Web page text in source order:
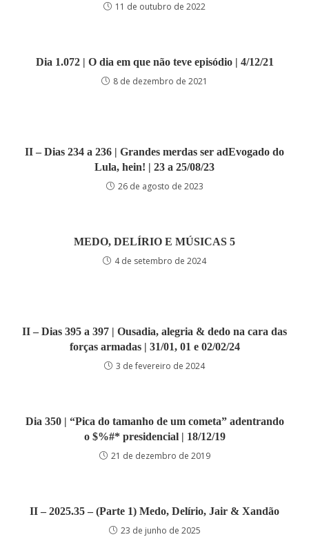
11 de outubro de 2022
Dia 1.072 | O dia em que não teve episódio | 4/12/21
8 de dezembro de 2021
II – Dias 234 a 236 | Grandes merdas ser adEvogado do
Lula, hein! | 23 a 25/08/23
26 de agosto de 2023
MEDO, DELÍRIO E MÚSICAS 5
4 de setembro de 2024
II – Dias 395 a 397 | Ousadia, alegria & dedo na cara das
forças armadas | 31/01, 01 e 02/02/24
3 de fevereiro de 2024
Dia 350 | “Pica do tamanho de um cometa” adentrando
o $%#* presidencial | 18/12/19
21 de dezembro de 2019
II – 2025.35 – (Parte 1) Medo, Delírio, Jair & Xandão
23 de junho de 2025